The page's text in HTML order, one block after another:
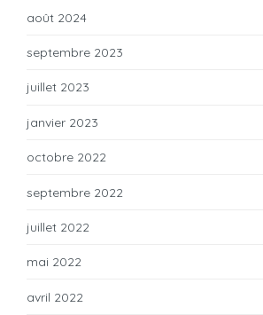
août 2024
septembre 2023
juillet 2023
janvier 2023
octobre 2022
septembre 2022
juillet 2022
mai 2022
avril 2022